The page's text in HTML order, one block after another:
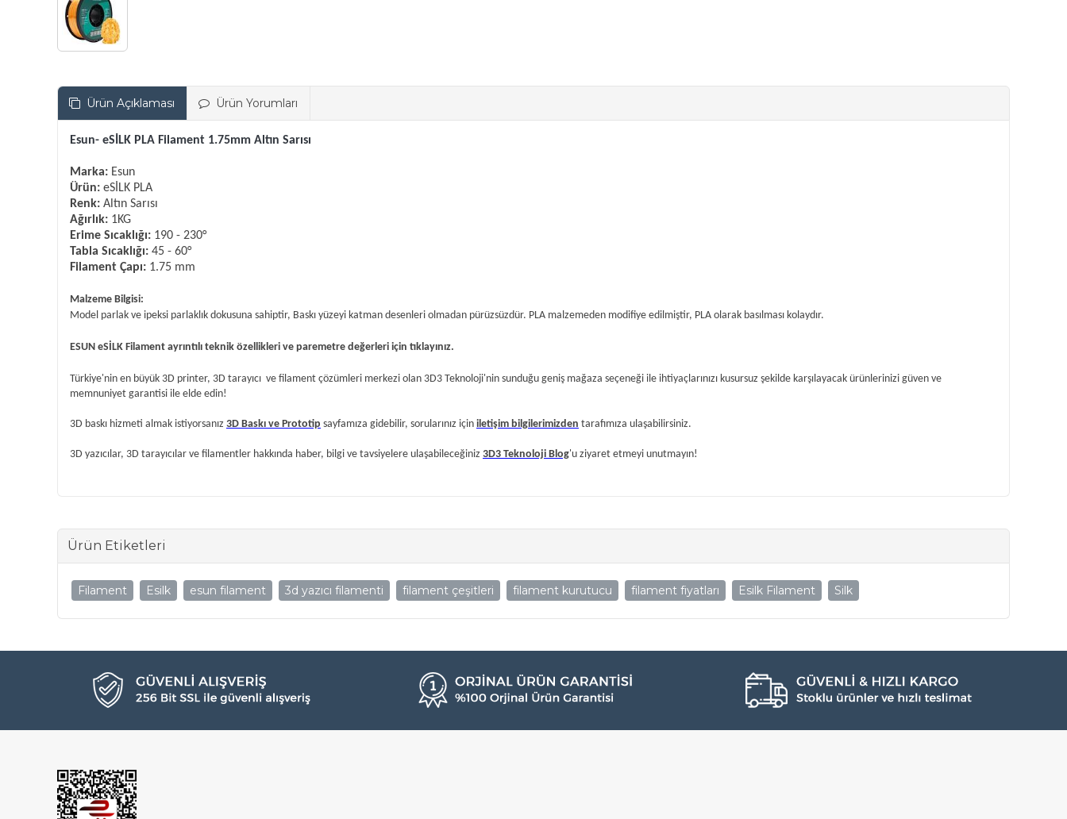
Ürün Açıklaması Ürün Yorumları
Esun- eSİLK PLA Filament 1.75mm Altın Sarısı
Marka: Esun
Ürün: eSİLK PLA
Renk: Altın Sarısı
Ağırlık: 1KG
Erime Sıcaklığı: 190 - 230°
Tabla Sıcaklığı: 45 - 60°
Filament Çapı: 1.75 mm
Malzeme Bilgisi:
Model parlak ve ipeksi parlaklık dokusuna sahiptir, Baskı yüzeyi katman desenleri olmadan pürüzsüzdür. PLA malzemeden modifiye edilmiştir, PLA olarak basılması kolaydır.
ESUN eSİLK Filament ayrıntılı teknik özellikleri ve paremetre değerleri için tıklayınız.
Türkiye'nin en büyük 3D printer, 3D tarayıcı ve filament çözümleri merkezi olan 3D3 Teknoloji'nin sunduğu geniş mağaza seçeneği ile ihtiyaçlarınızı kusursuz şekilde karşılayacak ürünlerinizi güven ve
memnuniyet garantisi ile elde edin!
3D baskı hizmeti almak istiyorsanız 3D Baskı ve Prototip sayfamıza gidebilir, sorularınız için iletişim bilgilerimizden tarafımıza ulaşabilirsiniz.
3D yazıcılar, 3D tarayıcılar ve filamentler hakkında haber, bilgi ve tavsiyelere ulaşabileceğiniz 3D3 Teknoloji Blog'u ziyaret etmeyi unutmayın!
Ürün Etiketleri
Filament Esilk esun filament 3d yazıcı filamenti filament çeşitleri filament kurutucu filament fiyatları Esilk Filament Silk